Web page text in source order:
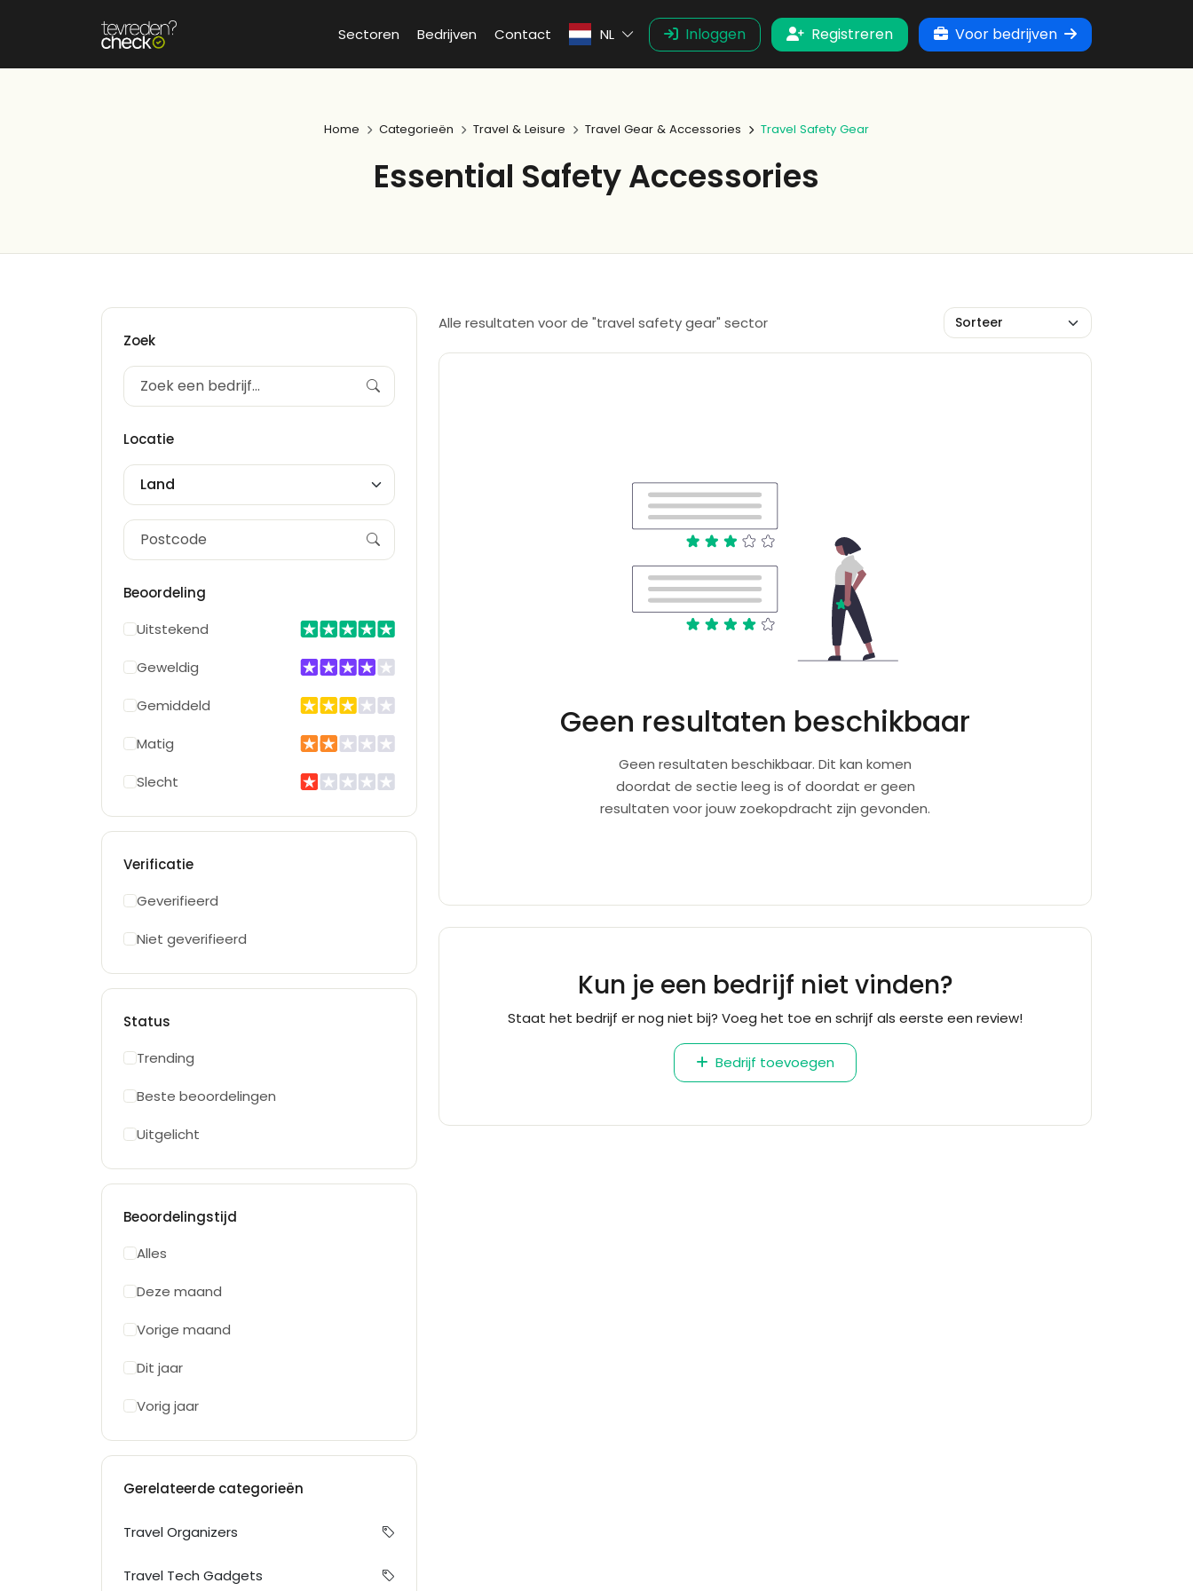
Sectoren Bedrijven Contact NL Inloggen Registreren Voor bedrijven
Home Categorieën Travel & Leisure Travel Gear & Accessories Travel Safety Gear
Essential Safety Accessories
Zoek
Locatie
Land
Beoordeling
Uitstekend
Geweldig
Gemiddeld
Matig
Slecht
Verificatie
Geverifieerd
Niet geverifieerd
Status
Trending
Beste beoordelingen
Uitgelicht
Beoordelingstijd
Alles
Deze maand
Vorige maand
Dit jaar
Vorig jaar
Gerelateerde categorieën
Travel Organizers
Travel Tech Gadgets
Alle resultaten voor de "travel safety gear" sector
Geen resultaten beschikbaar
Geen resultaten beschikbaar. Dit kan komen
doordat de sectie leeg is of doordat er geen
resultaten voor jouw zoekopdracht zijn gevonden.
Kun je een bedrijf niet vinden?
Staat het bedrijf er nog niet bij? Voeg het toe en schrijf als eerste een review!
Bedrijf toevoegen